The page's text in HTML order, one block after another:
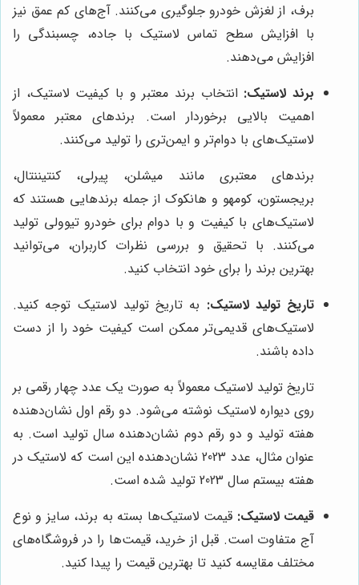
برف، از لغزش خودرو جلوگیری می‌کنند. آج‌های کم عمق نیز
با افزایش سطح تماس لاستیک با جاده، چسبندگی را
افزایش می‌دهند.
برند لاستیک: انتخاب برند معتبر و با کیفیت لاستیک، از
اهمیت بالایی برخوردار است. برندهای معتبر معمولاً
لاستیک‌های با دوام‌تر و ایمن‌تری را تولید می‌کنند.
برندهای معتبری مانند میشلن، پیرلی، کنتیننتال،
بریجستون، کومهو و هانکوک از جمله برندهایی هستند که
لاستیک‌های با کیفیت و با دوام برای خودرو تیوولی تولید
می‌کنند. با تحقیق و بررسی نظرات کاربران، می‌توانید
بهترین برند را برای خود انتخاب کنید.
تاریخ تولید لاستیک: به تاریخ تولید لاستیک توجه کنید.
لاستیک‌های قدیمی‌تر ممکن است کیفیت خود را از دست
داده باشند.
تاریخ تولید لاستیک معمولاً به صورت یک عدد چهار رقمی بر
روی دیواره لاستیک نوشته می‌شود. دو رقم اول نشان‌دهنده
هفته تولید و دو رقم دوم نشان‌دهنده سال تولید است. به
عنوان مثال، عدد 2023 نشان‌دهنده این است که لاستیک در
هفته بیستم سال 2023 تولید شده است.
قیمت لاستیک: قیمت لاستیک‌ها بسته به برند، سایز و نوع
آج متفاوت است. قبل از خرید، قیمت‌ها را در فروشگاه‌های
مختلف مقایسه کنید تا بهترین قیمت را پیدا کنید.